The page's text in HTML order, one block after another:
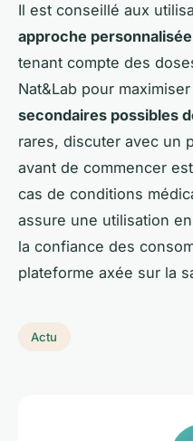
Il est conseillé aux
approche
tenant compte des
Nat&Lab pour
secondaires possibles
rares, discuter avec un
avant de commencer
cas de conditions
assure une utilisation
la confiance des
plateforme axée sur la
Actu